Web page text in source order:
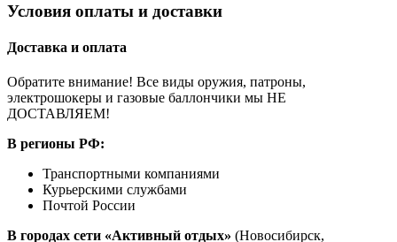
Условия оплаты и доставки
Доставка и оплата
Обратите внимание! Все виды оружия, патроны,
электрошокеры и газовые баллончики мы НЕ
ДОСТАВЛЯЕМ!
В регионы РФ:
Транспортными компаниями
Курьерскими службами
Почтой России
В городах сети «Активный отдых» (Новосибирск,